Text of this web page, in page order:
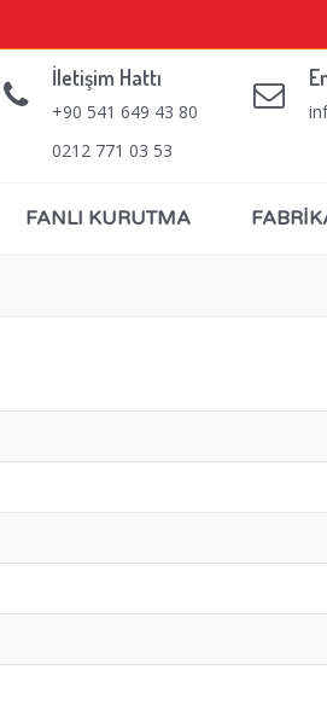
İletişim Hattı
+90 541 649 43 80
0212 771 03 53
FANLI KURUTMA